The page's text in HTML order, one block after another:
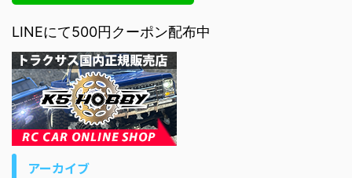
LINEにて500円クーポン配布中
アーカイブ